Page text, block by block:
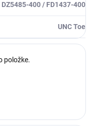
DZ5485-400 / FD1437-400
UNC Toe
položke.